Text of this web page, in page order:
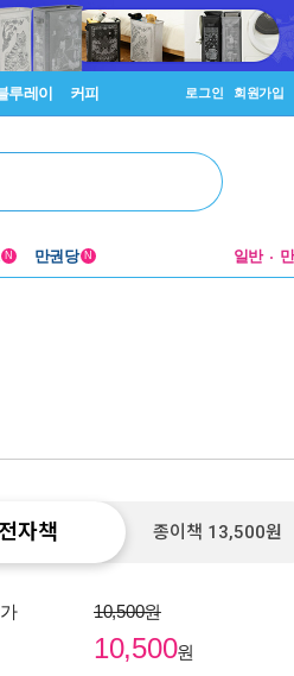
루레이 커피 로그인 회원가입
N 만권당 N 일반
전자책 종이책 13,500원
10,500원
10,500원